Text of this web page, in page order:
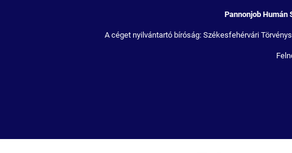
Pannonjob Humán
A céget nyilvántartó bíróság: Székesfehérvári